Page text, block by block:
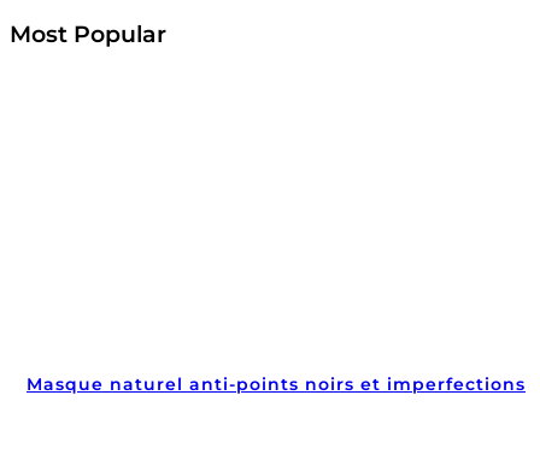
Most Popular
Masque naturel anti-points noirs et imperfections